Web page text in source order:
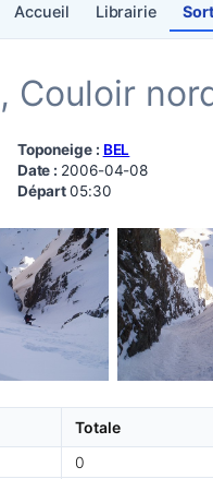
Accueil Librairie
, Couloir
Toponeige : BEL
Date : 2006-04-08
Départ05:30
Totale
0